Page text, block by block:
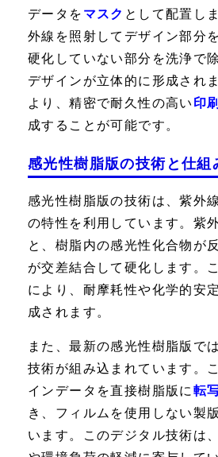
データを マスク として配置し
外線を照射してデザイン部分
硬化していない部分を洗浄で
デザインが立体的に形成され
より、精密で耐久性の高い 印
成することが可能です。
感光性樹脂版の技術と仕組
感光性樹脂版の技術は、紫外
の特性を利用しています。紫
と、樹脂内の感光性化合物が
が交差結合して硬化します。
により、耐摩耗性や化学的安
成されます。
また、最新の感光性樹脂版で
技術が組み込まれています。
インデータを直接樹脂版に 転
き、フィルムを使用しない製
います。このデジタル技術は